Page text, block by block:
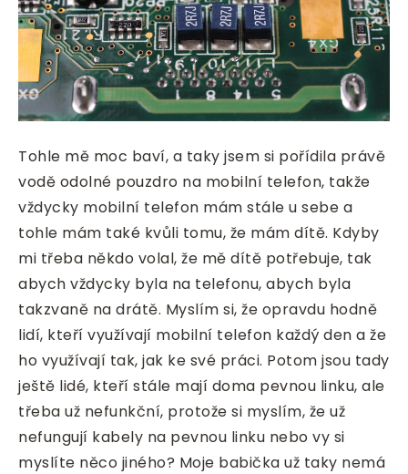
Tohle mě moc baví, a taky jsem si pořídila právě
vodě odolné pouzdro na mobilní telefon, takže
vždycky mobilní telefon mám stále u sebe a
tohle mám také kvůli tomu, že mám dítě. Kdyby
mi třeba někdo volal, že mě dítě potřebuje, tak
abych vždycky byla na telefonu, abych byla
takzvaně na drátě. Myslím si, že opravdu hodně
lidí, kteří využívají mobilní telefon každý den a že
ho využívají tak, jak ke své práci. Potom jsou tady
ještě lidé, kteří stále mají doma pevnou linku, ale
třeba už nefunkční, protože si myslím, že už
nefungují kabely na pevnou linku nebo vy si
myslíte něco jiného? Moje babička už taky nemá